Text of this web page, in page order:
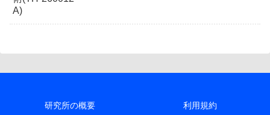
研究所の概要 利用規約